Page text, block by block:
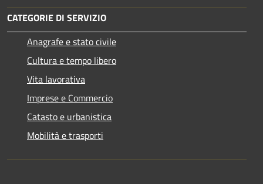
CATEGORIE DI SERVIZIO
Anagrafe e stato civile
Cultura e tempo libero
Vita lavorativa
Imprese e Commercio
Catasto e urbanistica
Mobilità e trasporti